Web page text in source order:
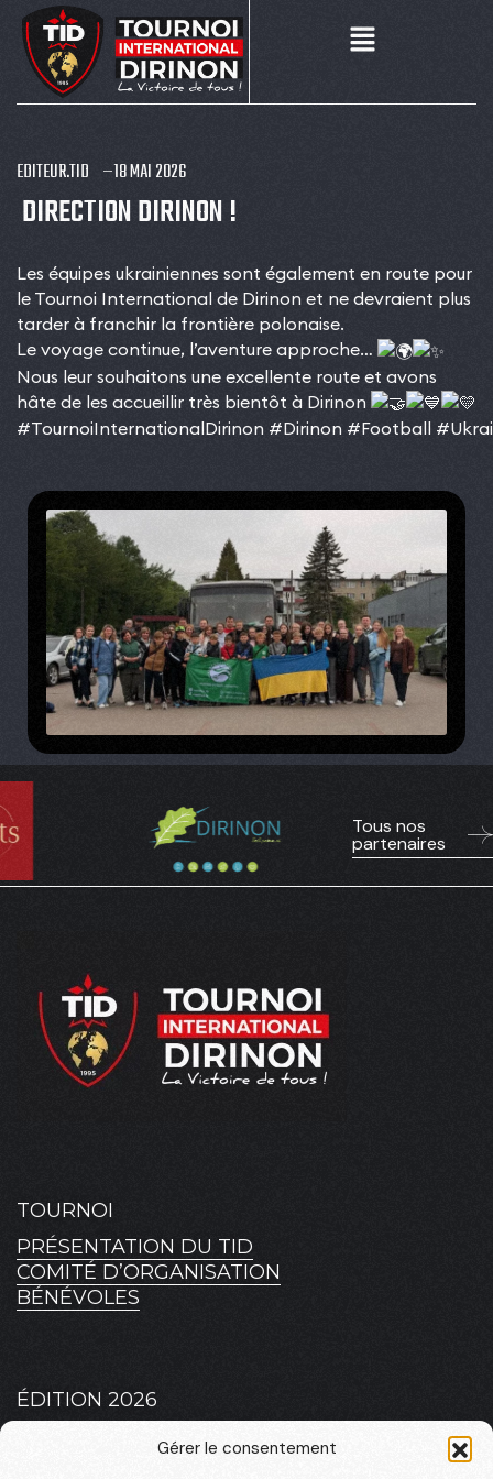
Gérer le consentement
EDITEUR.TID 18 MAI 2026
DIRECTION DIRINON !
Les équipes ukrainiennes sont également en route pour
le Tournoi International de Dirinon et ne devraient plus
tarder à franchir la frontière polonaise.
Le voyage continue, l’aventure approche…
Nous leur souhaitons une excellente route et avons
hâte de les accueillir très bientôt à Dirinon
#TournoiInternationalDirinon #Dirinon #Football
Tous nos
partenaires
TOURNOI
PRÉSENTATION DU TID
COMITÉ D’ORGANISATION
BÉNÉVOLES
ÉDITION 2026
PLATEAU 2026 – MASCULIN
PLATEAU 2026 – FÉMININ